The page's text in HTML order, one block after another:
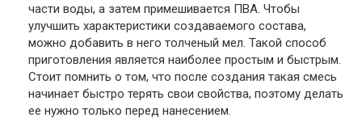
части воды, а затем примешивается ПВА. Чтобы
улучшить характеристики создаваемого состава,
можно добавить в него толченый мел. Такой способ
приготовления является наиболее простым и быстрым.
Стоит помнить о том, что после создания такая смесь
начинает быстро терять свои свойства, поэтому делать
ее нужно только перед нанесением.